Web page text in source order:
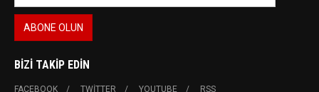
BIZI TAKIP EDIN
FACEBOOK TWITTER YOUTUBE RSS